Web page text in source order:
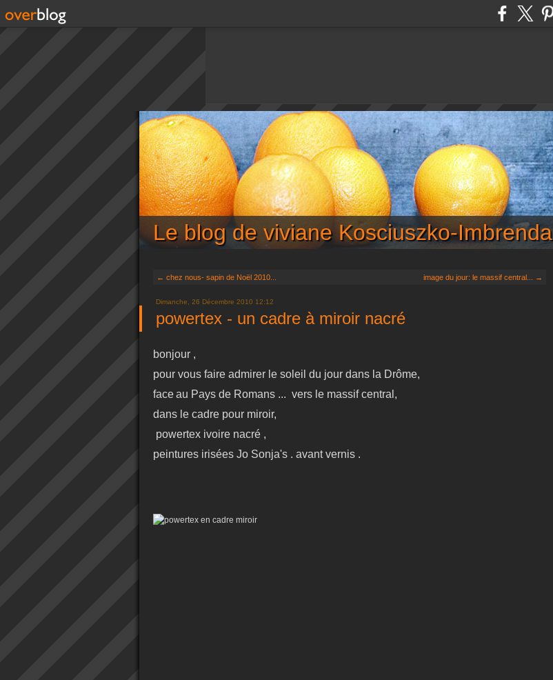
Le blog de viviane Kosciuszko-Imbrenda
← chez nous- sapin de Noël 2010... image du jour: le massif central... →
Dimanche, 26 Décembre 2010 12:12
powertex - un cadre à miroir nacré
bonjour ,
pour vous faire admirer le soleil du jour dans la Drôme,
faceau Pays de Romans ... vers le massif central,
dans le cadre pour miroir,
powertex ivoire nacré ,
peintures irisées Jo Sonja's . avant vernis .